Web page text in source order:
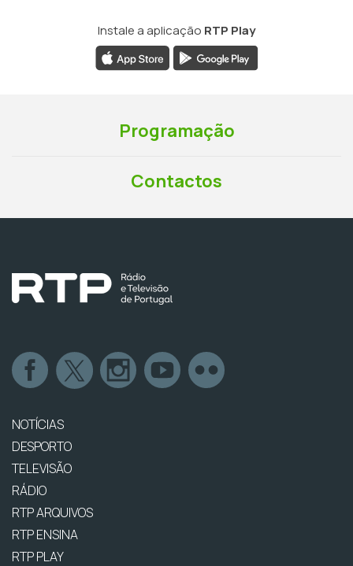
Instale a aplicação RTP Play
Programação
Contactos
NOTÍCIAS
DESPORTO
TELEVISÃO
RÁDIO
RTP ARQUIVOS
RTP ENSINA
RTP PLAY